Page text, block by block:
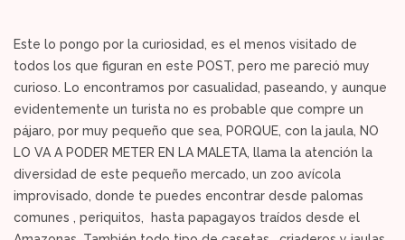
Este lo pongo por la curiosidad, es el menos visitado de
todos los que figuran en este POST, pero me pareció muy
curioso. Lo encontramos por casualidad, paseando, y aunque
evidentemente un turista no es probable que compre un
pájaro, por muy pequeño que sea, PORQUE, con la jaula, NO
LO VA A PODER METER EN LA MALETA, llama la atención la
diversidad de este pequeño mercado, un zoo avícola
improvisado, donde te puedes encontrar desde palomas
comunes , periquitos, hasta papagayos traídos desde el